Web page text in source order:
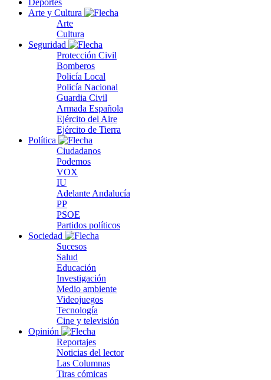
Deportes
Arte y Cultura
Arte
Cultura
Seguridad
Protección Civil
Bomberos
Policía Local
Policía Nacional
Guardia Civil
Armada Española
Ejército del Aire
Ejército de Tierra
Política
Ciudadanos
Podemos
VOX
IU
Adelante Andalucía
PP
PSOE
Partidos políticos
Sociedad
Sucesos
Salud
Educación
Investigación
Medio ambiente
Videojuegos
Tecnología
Cine y televisión
Opinión
Reportajes
Noticias del lector
Las Columnas
Tiras cómicas